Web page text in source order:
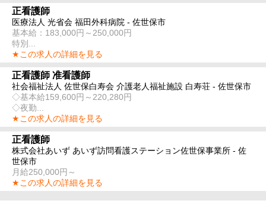
正看護師
医療法人 光省会 福田外科病院 - 佐世保市
基本給：183,000円～250,000円
特別...
★この求人の詳細を見る
正看護師 准看護師
社会福祉法人 佐世保白寿会 介護老人福祉施設 白寿荘 - 佐世保市
◇基本給159,600円～220,280円
◇夜勤...
★この求人の詳細を見る
正看護師
株式会社あいず あいず訪問看護ステーション佐世保事業所 - 佐
世保市
月給250,000円～
★この求人の詳細を見る